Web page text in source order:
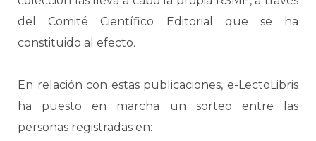
del Comité Científico Editorial que se ha
constituido al efecto.
En relación con estas publicaciones, e-LectoLibris
ha puesto en marcha un sorteo entre las
personas registradas en: